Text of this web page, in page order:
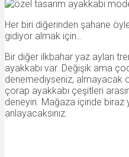
Her biri diğerinden şahane
gidiyor almak için…
Bir diğer ilkbahar yaz ayları
ayakkabı var. Değişik ama
denemediyseniz, almayacak
çorap ayakkabı çeşitleri
deneyin. Mağaza içinde biraz
anlayacaksınız.